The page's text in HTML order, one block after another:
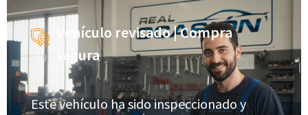
Luces de día y Luces traseras con tecnología
LED
Vehículo revisado | Compra
segura
Este vehículo ha sido inspeccionado y